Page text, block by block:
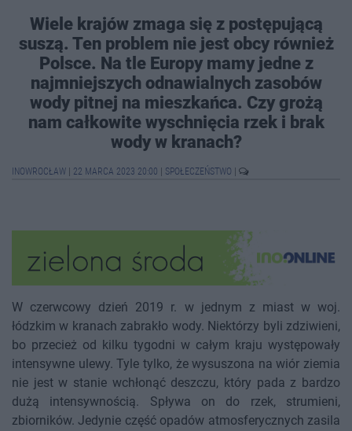
Wiele krajów zmaga się z postępującą
suszą. Ten problem nie jest obcy również
Polsce. Na tle Europy mamy jedne z
najmniejszych odnawialnych zasobów
wody pitnej na mieszkańca. Czy grożą
nam całkowite wyschnięcia rzek i brak
wody w kranach?
INOWROCŁAW 22 MARCA 2023 20:00 SPOŁECZEŃSTWO
W czerwcowy dzień 2019 r. w jednym z miast w woj.
łódzkim w kranach zabrakło wody. Niektórzy byli zdziwieni,
bo przecież od kilku tygodni w całym kraju występowały
intensywne ulewy. Tyle tylko, że wysuszona na wiór ziemia
nie jest w stanie wchłonąć deszczu, który pada z bardzo
dużą intensywnością. Spływa on do rzek, strumieni,
zbiorników. Jedynie część opadów atmosferycznych zasila